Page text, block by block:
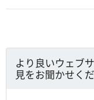
より良いウェブ
見をお聞かせく